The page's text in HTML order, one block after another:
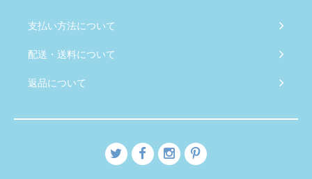
支払い方法について
配送・送料について
返品について